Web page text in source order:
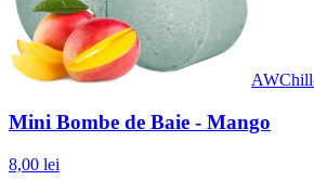
Mini Bombe de Baie - Mango
8,00 lei